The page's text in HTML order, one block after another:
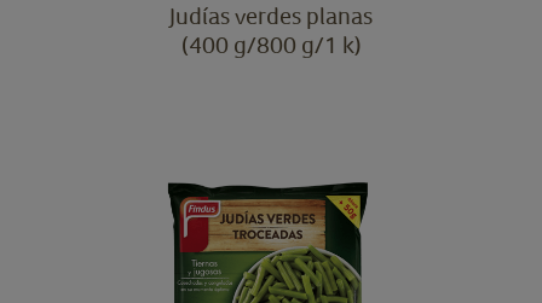
Judías verdes planas
(400 g/800 g/1 k)